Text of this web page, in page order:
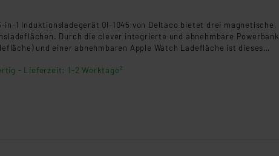
in-1 Induktionsladegerät QI-1045 von Deltaco bietet drei magnetische,
Durch die clever integrierte und abnehmbare Powerbank
und einer abnehmbaren Apple Watch Ladefläche ist dieses
- Lieferzeit: 1-2 Werktage²